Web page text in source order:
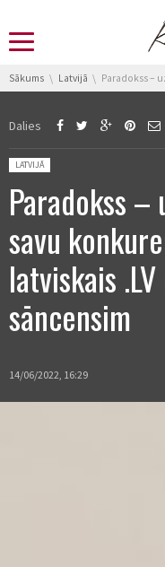
You are here:
Sākums Latvijā Paradokss – uzņēmums reklamē savu konkurentu. Iemesls – latviskais .LV
Dalies
Posted in:
LATVIJĀ
Paradokss –
savu
latviskais
sāncensim
14/06/2022, 16:29